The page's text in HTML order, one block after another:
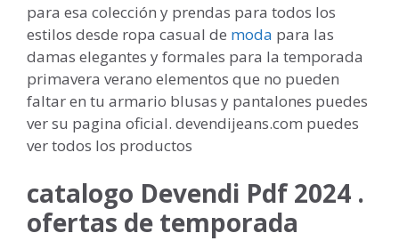
para esa colección y prendas para todos los
estilos desde ropa casual de moda para las
damas elegantes y formales para la temporada
primavera verano elementos que no pueden
faltar en tu armario blusas y pantalones puedes
ver su pagina oficial. devendijeans.com puedes
ver todos los productos
catalogo Devendi Pdf 2024 .
ofertas de temporada